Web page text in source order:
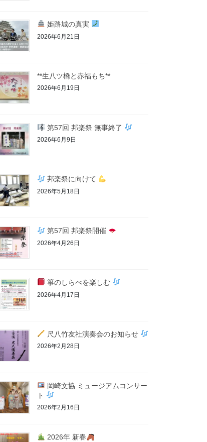
姫路城の真実
2026年6月21日
**生八ツ橋と赤福もち**
2026年6月19日
第57回 邦楽祭 無事終了
2026年6月9日
邦楽祭に向けて
2026年5月18日
第57回 邦楽祭開催
2026年4月26日
箏のしらべを楽しむ
2026年4月17日
尺八竹友社演奏会のお知らせ
2026年2月28日
岡崎文協 ミュージアムコンサー
ト
2026年2月16日
2026年 新春